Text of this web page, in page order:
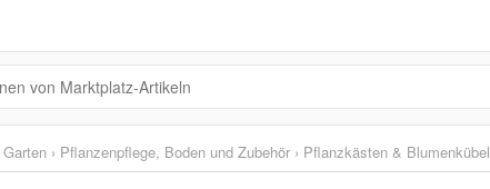
Garten › Pflanzenpflege, Boden und Zubehör › Pflanzkästen & Blumenkübel